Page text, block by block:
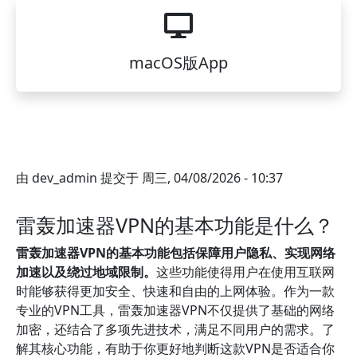
macOS版App
由 dev_admin 提交于 周三, 04/08/2026 - 10:37
雷轰加速器VPN的基本功能是什么？
雷轰加速器VPN的基本功能包括保障用户隐私、实现网络
加速以及绕过地域限制。 这些功能使得用户在使用互联网
时能够获得更加安全、快速和自由的上网体验。作为一款
专业的VPN工具，雷轰加速器VPN不仅提供了基础的网络
加密，还结合了多项先进技术，满足不同用户的需求。了
解其核心功能，有助于你更好地判断这款VPN是否适合你